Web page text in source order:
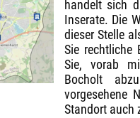
handelt sich
Inserate. Die
dieser Stelle
Sie rechtliche
Sie, vorab
Bocholt
vorgesehene
Standort auch